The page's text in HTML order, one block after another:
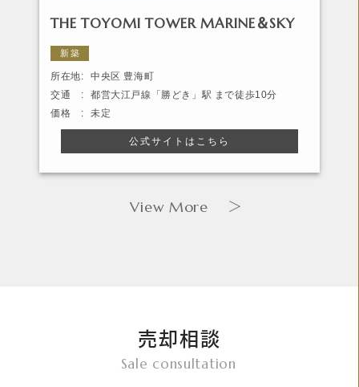
THE TOYOMI TOWER MARINE＆SKY
新築
所在地:
中央区 豊海町
交通 :
都営大江戸線「勝どき」駅 まで徒歩10分
価格 :
未定
公式サイトはこちら
View More ＞
売却相談
Sale consultation